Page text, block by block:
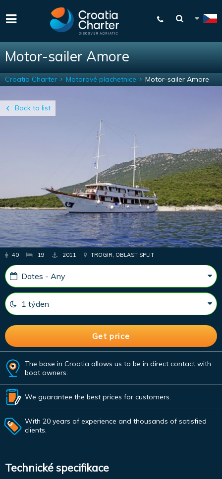
Motor-sailer Amore
Back to list
Croatia Charter Motorové plachetnice Motor-sailer Amore
40 19 2011 TROGIR, OBLAST SPLIT
The base in Croatia allows us to be in direct contact with
boat owners.
We guarantee the best prices for customers.
With 20 years of experience and thousands of satisfied
clients.
Technické specifikace